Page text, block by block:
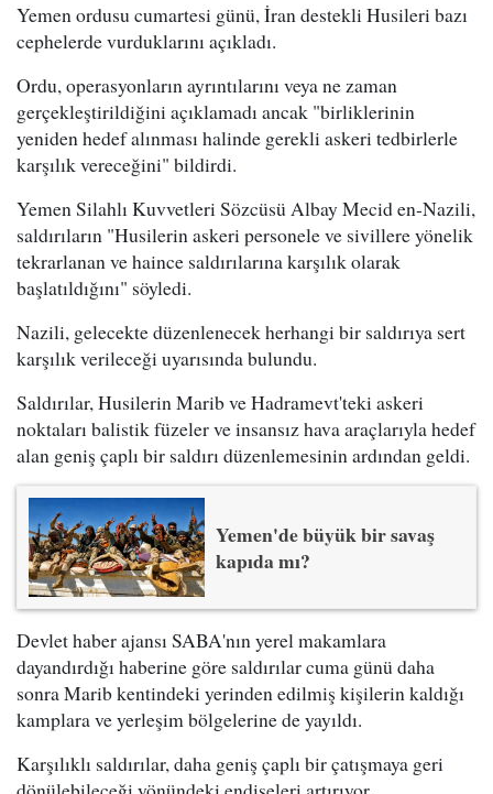
Yemen ordusu cumartesi günü, İran destekli Husileri bazı
cephelerde vurduklarını açıkladı.
Ordu, operasyonların ayrıntılarını veya ne zaman
gerçekleştirildiğini açıklamadı ancak "birliklerinin
yeniden hedef alınması halinde gerekli askeri tedbirlerle
karşılık vereceğini" bildirdi.
Yemen Silahlı Kuvvetleri Sözcüsü Albay Mecid en-Nazili,
saldırıların "Husilerin askeri personele ve sivillere yönelik
tekrarlanan ve haince saldırılarına karşılık olarak
başlatıldığını" söyledi.
Nazili, gelecekte düzenlenecek herhangi bir saldırıya sert
karşılık verileceği uyarısında bulundu.
Saldırılar, Husilerin Marib ve Hadramevt'teki askeri
noktaları balistik füzeler ve insansız hava araçlarıyla hedef
alan geniş çaplı bir saldırı düzenlemesinin ardından geldi.
Yemen'de büyük bir savaş
kapıda mı?
Devlet haber ajansı SABA'nın yerel makamlara
dayandırdığı haberine göre saldırılar cuma günü daha
sonra Marib kentindeki yerinden edilmiş kişilerin kaldığı
kamplara ve yerleşim bölgelerine de yayıldı.
Karşılıklı saldırılar, daha geniş çaplı bir çatışmaya geri